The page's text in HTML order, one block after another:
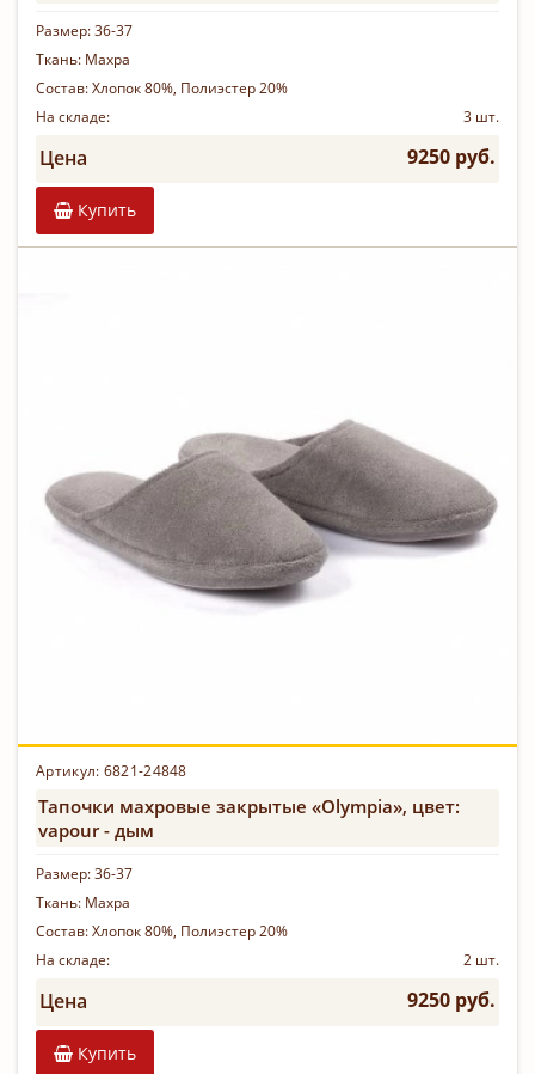
Размер:36-37
Ткань: Махра
Состав:Хлопок 80%, Полиэстер 20%
На складе:
3 шт.
Цена 9250 руб.
Купить
Артикул: 6821-24848
Тапочки махровые закрытые «Olympia», цвет:
vapour - дым
Размер:36-37
Ткань: Махра
Состав:Хлопок 80%, Полиэстер 20%
На складе:
2 шт.
Цена 9250 руб.
Купить